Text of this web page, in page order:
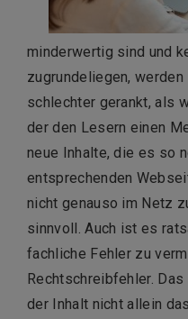
minderwertig sind und
zugrundeliegen,
schlechter gerankt, als
der den Lesern einen
neue Inhalte, die es so
entsprechenden
nicht genauso im Netz
sinnvoll. Auch ist es
fachliche Fehler zu
Rechtschreibfehler.
der Inhalt nicht allein